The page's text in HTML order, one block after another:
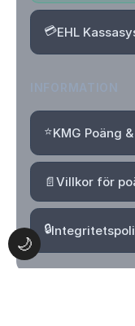
🌙
💳EHL
⭐KMG Poäng
📄Villkor för
🔒